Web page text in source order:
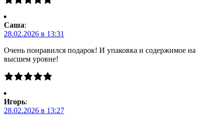
Саша:
28.02.2026 в 13:31
Очень понравился подарок! И упаковка и содержимое на
высшем уровне!
Игорь:
28.02.2026 в 13:27